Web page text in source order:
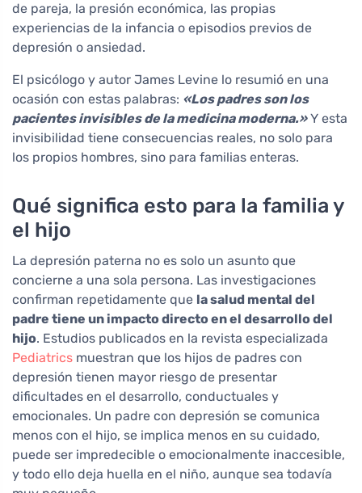
de pareja, la presión económica, las propias
experiencias de la infancia o episodios previos de
depresión o ansiedad.
El psicólogo y autor James Levine lo resumió en una
ocasión con estas palabras: «Los padres son los
pacientes invisibles de la medicina moderna.»Y esta
invisibilidad tiene consecuencias reales, no solo para
los propios hombres, sino para familias enteras.
Qué significa esto para la familia y
el hijo
La depresión paterna no es solo un asunto que
concierne a una sola persona. Las investigaciones
confirman repetidamente que la salud mental del
padre tiene un impacto directo en el desarrollo del
hijo. Estudios publicados en la revista especializada
Pediatrics muestran que los hijos de padres con
depresión tienen mayor riesgo de presentar
dificultades en el desarrollo, conductuales y
emocionales. Un padre con depresión se comunica
menos con el hijo, se implica menos en su cuidado,
puede ser impredecible o emocionalmente inaccesible,
y todo ello deja huella en el niño, aunque sea todavía